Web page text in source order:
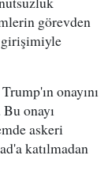
görevden
girişimiyle
onayını
onayı
askeri
katılmadan